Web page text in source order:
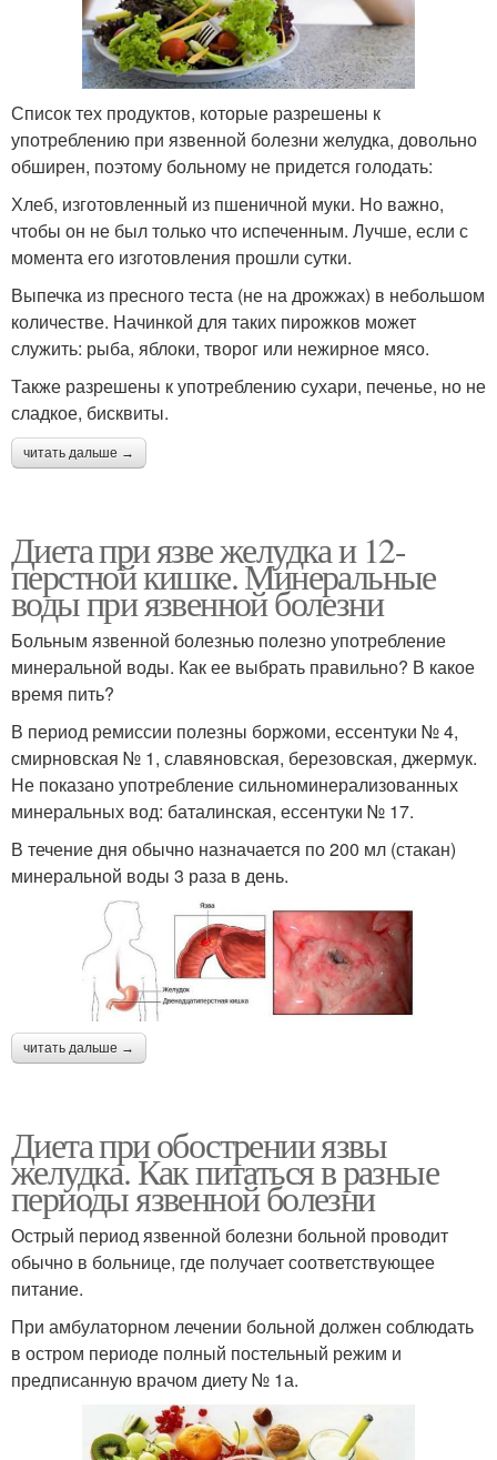
Список тех продуктов, которые разрешены к
употреблению при язвенной болезни желудка, довольно
обширен, поэтому больному не придется голодать:
Хлеб, изготовленный из пшеничной муки. Но важно,
чтобы он не был только что испеченным. Лучше, если с
момента его изготовления прошли сутки.
Выпечка из пресного теста (не на дрожжах) в небольшом
количестве. Начинкой для таких пирожков может
служить: рыба, яблоки, творог или нежирное мясо.
Также разрешены к употреблению сухари, печенье, но не
сладкое, бисквиты.
читать дальше →
Диета при язве желудка и 12-
перстной кишке. Минеральные
воды при язвенной болезни
Больным язвенной болезнью полезно употребление
минеральной воды. Как ее выбрать правильно? В какое
время пить?
В период ремиссии полезны боржоми, ессентуки № 4,
смирновская № 1, славяновская, березовская, джермук.
Не показано употребление сильноминерализованных
минеральных вод: баталинская, ессентуки № 17.
В течение дня обычно назначается по 200 мл (стакан)
минеральной воды 3 раза в день.
читать дальше →
Диета при обострении язвы
желудка. Как питаться в разные
периоды язвенной болезни
Острый период язвенной болезни больной проводит
обычно в больнице, где получает соответствующее
питание.
При амбулаторном лечении больной должен соблюдать
в остром периоде полный постельный режим и
предписанную вра­чом диету № 1а.